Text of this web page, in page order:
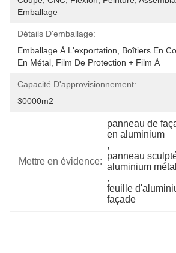
Emballage
Détails D'emballage:
Emballage À L'exportation, Boîtiers En
En Métal, Film De Protection + Film À
Capacité D'approvisionnement:
30000m2
Mettre en évidence:
panneau de
en aluminium
,
panneau
aluminium
,
feuille
façade